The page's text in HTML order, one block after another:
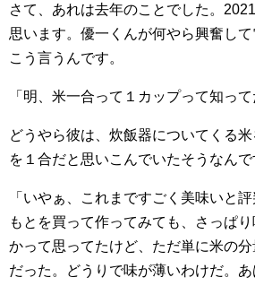
さて、あれは去年のことでした。
思います。優一くんが何やら興奮して
こう言うんです。
「明、米一合って１カップって知って
どうやら彼は、炊飯器についてくる
を１合だと思いこんでいたそうなんで
「いやぁ、これまですごく美味いと
もとを買って作ってみても、さっぱ
かって思ってたけど、ただ単に米の
だった。どうりで味が薄いわけだ。あ